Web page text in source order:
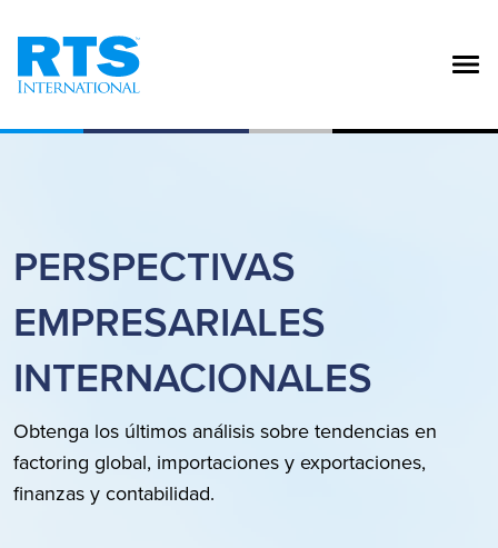
PERSPECTIVAS
EMPRESARIALES
INTERNACIONALES
Obtenga los últimos análisis sobre tendencias en
factoring global, importaciones y exportaciones,
finanzas y contabilidad.